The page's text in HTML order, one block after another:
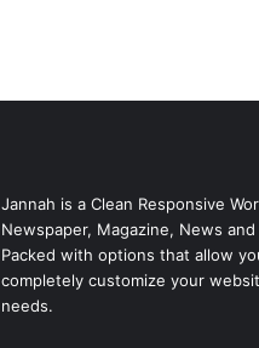
Jannah is a Clean Responsive
Newspaper, Magazine, News
Packed with options that allow
completely customize your
needs.